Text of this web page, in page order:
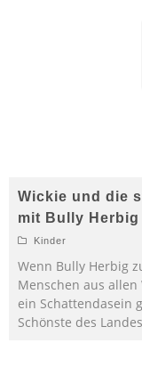
Wickie und die
mit Bully Herbig
Kinder
Wenn Bully Herbig
Menschen aus
ein Schattendasein
Schönste des